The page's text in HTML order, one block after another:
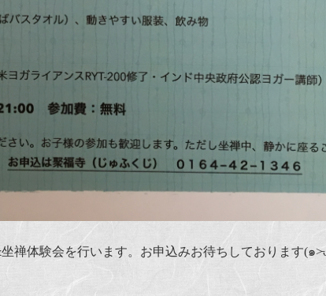
禅体験会を行います。お申込みお待ちしております(๑